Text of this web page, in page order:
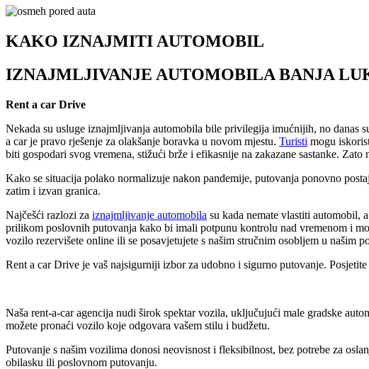
KAKO IZNAJMITI AUTOMOBIL
IZNAJMLJIVANJE AUTOMOBILA BANJA
Rent a car Drive
Nekada su usluge iznajmljivanja automobila bile privilegija imućnijih, no danas
a car je pravo rješenje za olakšanje boravka u novom mjestu. Turisti mogu
biti gospodari svog vremena, stižući brže i efikasnije na zakazane sastanke.
Kako se situacija polako normalizuje nakon pandemije, putovanja ponovno
zatim i izvan granica.
Najčešći razlozi za iznajmljivanje automobila su kada nemate vlastiti automobil,
prilikom poslovnih putovanja kako bi imali potpunu kontrolu nad vremenom i
vozilo rezervišete online ili se posavjetujete s našim stručnim osobljem u našim
Rent a car Drive je vaš najsigurniji izbor za udobno i sigurno putovanje.
Naša rent-a-car agencija nudi širok spektar vozila, uključujući male gradske
možete pronaći vozilo koje odgovara vašem stilu i budžetu.
Putovanje s našim vozilima donosi neovisnost i fleksibilnost, bez potrebe za
obilasku ili poslovnom putovanju.